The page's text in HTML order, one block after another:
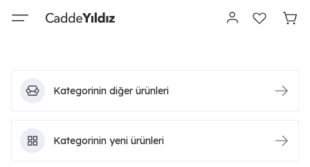
Kategorinin diğer ürünleri
Kategorinin yeni ürünleri